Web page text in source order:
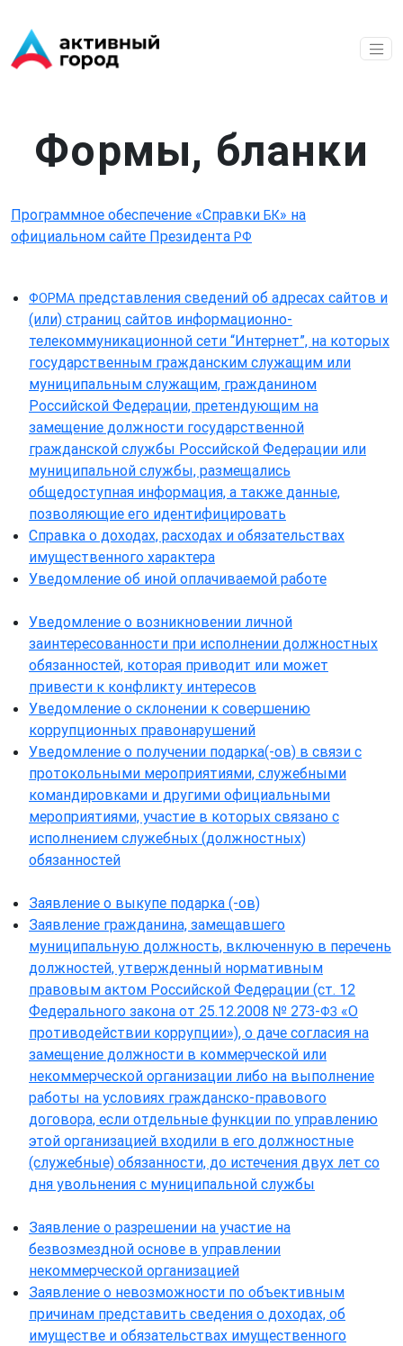
Формы, бланки
Программное обеспечение «Справки БК» на
официальном сайте Президента РФ
ФОРМА представления сведений об адресах сайтов и
(или) страниц сайтов информационно-
телекоммуникационной сети “Интернет”, на которых
государственным гражданским служащим или
муниципальным служащим, гражданином
Российской Федерации, претендующим на
замещение должности государственной
гражданской службы Российской Федерации или
муниципальной службы, размещались
общедоступная информация, а также данные,
позволяющие его идентифицировать
Справка о доходах, расходах и обязательствах
имущественного характера
Уведомление об иной оплачиваемой работе
Уведомление о возникновении личной
заинтересованности при исполнении должностных
обязанностей, которая приводит или может
привести к конфликту интересов
Уведомление о склонении к совершению
коррупционных правонарушений
Уведомление о получении подарка(-ов) в связи с
протокольными мероприятиями, служебными
командировками и другими официальными
мероприятиями, участие в которых связано с
исполнением служебных (должностных)
обязанностей
Заявление о выкупе подарка (-ов)
Заявление гражданина, замещавшего
муниципальную должность, включенную в перечень
должностей, утвержденный нормативным
правовым актом Российской Федерации (ст. 12
Федерального закона от 25.12.2008 № 273-ФЗ «О
противодействии коррупции»), о даче согласия на
замещение должности в коммерческой или
некоммерческой организации либо на выполнение
работы на условиях гражданско-правового
договора, если отдельные функции по управлению
этой организацией входили в его должностные
(служебные) обязанности, до истечения двух лет со
дня увольнения с муниципальной службы
Заявление о разрешении на участие на
безвозмездной основе в управлении
некоммерческой организацией
Заявление о невозможности по объективным
причинам представить сведения о доходах, об
имуществе и обязательствах имущественного